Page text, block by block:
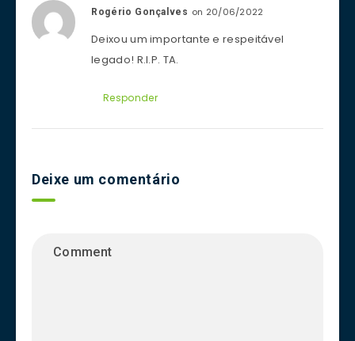
Rogério Gonçalves on 20/06/2022
Deixou um importante e respeitável
legado! R.I.P. TA.
Responder
Deixe um comentário